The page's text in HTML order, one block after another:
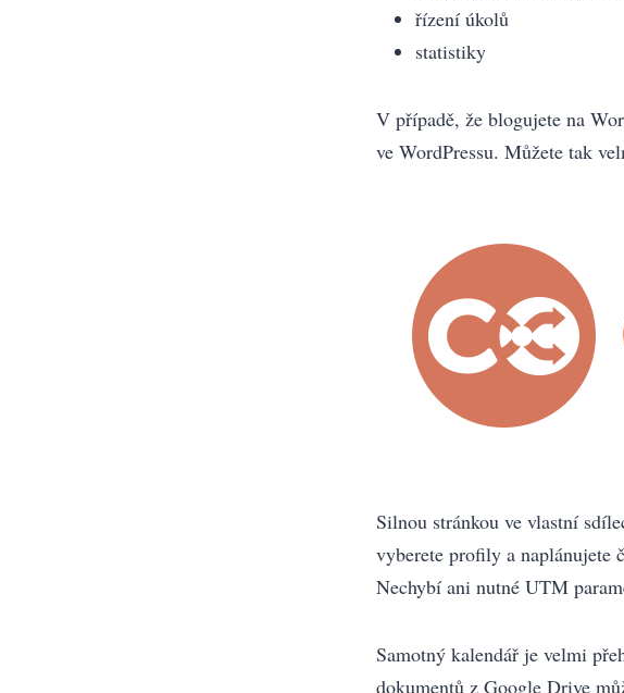
řízení úkolů
statistiky
V případě, že blogujete na
ve WordPressu. Můžete tak
Silnou stránkou ve vlastní
vyberete profily a naplánujete
Nechybí ani nutné UTM
Samotný kalendář je velmi
dokumentů z Google Drive